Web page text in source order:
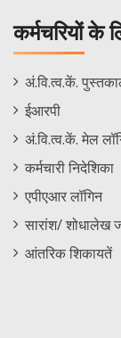
कर्मचरियों के
Staff
Footer
Menu
अं.वि.त्व.कें.
ईआरपी
अं.वि.त्व.कें. मेल
कर्मचारी निदेशिका
एपीएआर लॉगिन
सारांश/ शोधालेख
आंतरिक शिकायतें